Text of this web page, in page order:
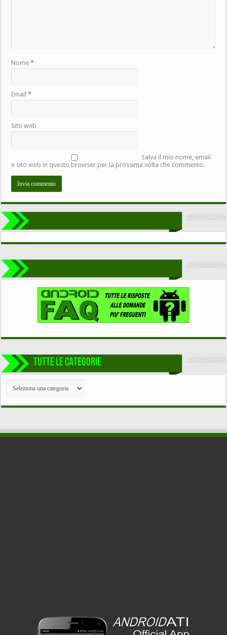
Nome*
Email*
Sito web
Salva il mio nome, email
e sito web in questo browser per la prossima volta che commento.
TUTTE LE CATEGORIE
TUTTE
CATEGORIE